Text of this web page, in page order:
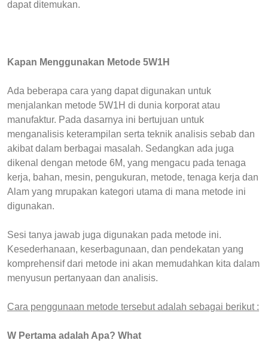
dapat ditemukan.
Kapan Menggunakan Metode 5W1H
Ada beberapa cara yang dapat digunakan untuk
menjalankan metode 5W1H di dunia korporat atau
manufaktur. Pada dasarnya ini bertujuan untuk
menganalisis keterampilan serta teknik analisis sebab dan
akibat dalam berbagai masalah. Sedangkan ada juga
dikenal dengan metode 6M, yang mengacu pada tenaga
kerja, bahan, mesin, pengukuran, metode, tenaga kerja dan
Alam yang mrupakan kategori utama di mana metode ini
digunakan.
Sesi tanya jawab juga digunakan pada metode ini.
Kesederhanaan, keserbagunaan, dan pendekatan yang
komprehensif dari metode ini akan memudahkan kita dalam
menyusun pertanyaan dan analisis.
Cara penggunaan metode tersebut adalah sebagai berikut :
W Pertama adalah Apa? What